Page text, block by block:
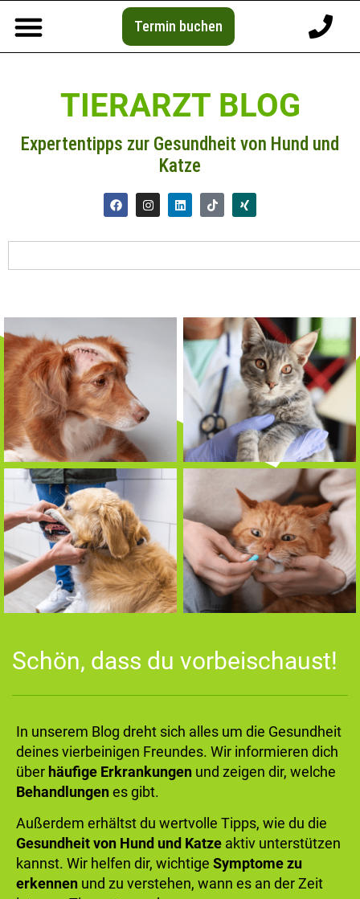
Termin buchen
TIERARZT BLOG
Expertentipps zur Gesundheit von Hund und
Katze
Schön, dass du vorbeischaust!
In unserem Blog dreht sich alles um die Gesundheit
deines vierbeinigen Freundes. Wir informieren dich
über häufige Erkrankungen und zeigen dir, welche
Behandlungenes gibt.
Außerdem erhältst du wertvolle Tipps, wie du die
Gesundheit von Hund und Katze aktiv unterstützen
kannst. Wir helfen dir, wichtige Symptome zu
erkennen und zu verstehen, wann es an der Zeit